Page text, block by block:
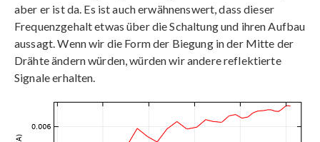
aber er ist da. Es ist auch erwähnenswert, dass dieser
Frequenzgehalt etwas über die Schaltung und ihren Aufbau
aussagt. Wenn wir die Form der Biegung in der Mitte der
Drähte ändern würden, würden wir andere reflektierte
Signale erhalten.